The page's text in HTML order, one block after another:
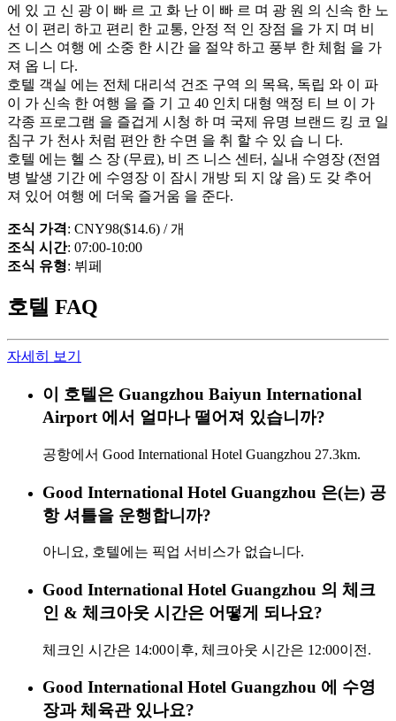
에 있 고 신 광 이 빠 르 고 화 난 이 빠 르 며 광 원 의 신속 한 노
선 이 편리 하고 편리 한 교통, 안정 적 인 장점 을 가 지 며 비
즈 니스 여행 에 소중 한 시간 을 절약 하고 풍부 한 체험 을 가
져 옵 니 다.
호텔 객실 에는 전체 대리석 건조 구역 의 목욕, 독립 와 이 파
이 가 신속 한 여행 을 즐 기 고 40 인치 대형 액정 티 브 이 가
각종 프로그램 을 즐겁게 시청 하 며 국제 유명 브랜드 킹 코 일
침구 가 천사 처럼 편안 한 수면 을 취 할 수 있 습 니 다.
호텔 에는 헬 스 장 (무료), 비 즈 니스 센터, 실내 수영장 (전염
병 발생 기간 에 수영장 이 잠시 개방 되 지 않 음) 도 갖 추어
져 있어 여행 에 더욱 즐거움 을 준다.
조식 가격: CNY98($14.6) / 개
조식 시간: 07:00-10:00
조식 유형: 뷔페
호텔 FAQ
자세히 보기
이 호텔은 Guangzhou Baiyun International
Airport 에서 얼마나 떨어져 있습니까?
공항에서 Good International Hotel Guangzhou 27.3km.
Good International Hotel Guangzhou 은(는) 공
항 셔틀을 운행합니까?
아니요, 호텔에는 픽업 서비스가 없습니다.
Good International Hotel Guangzhou 의 체크
인 & 체크아웃 시간은 어떻게 되나요?
체크인 시간은 14:00이후, 체크아웃 시간은 12:00이전.
Good International Hotel Guangzhou 에 수영
장과 체육관 있나요?